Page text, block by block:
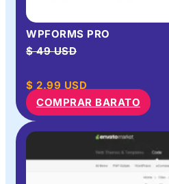
WPFORMS PRO
$ 49 USD
$ 2.99 USD
COMPRAR BARATO